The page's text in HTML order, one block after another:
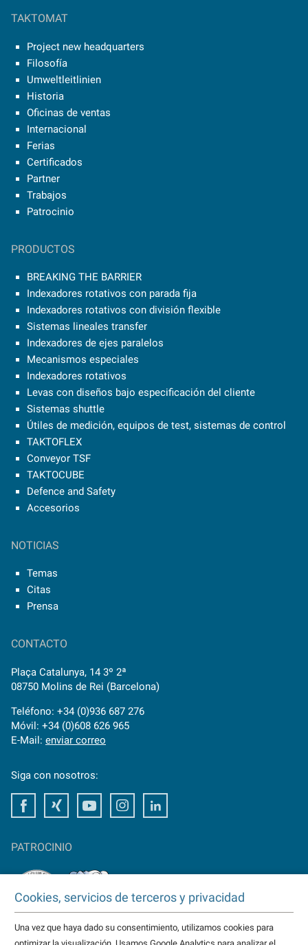
TAKTOMAT
Project new headquarters
Filosofía
Umweltleitlinien
Historia
Oficinas de ventas
Internacional
Ferias
Certificados
Partner
Trabajos
Patrocinio
PRODUCTOS
BREAKING THE BARRIER
Indexadores rotativos con parada fija
Indexadores rotativos con división flexible
Sistemas lineales transfer
Indexadores de ejes paralelos
Mecanismos especiales
Indexadores rotativos
Levas con diseños bajo especificación del cliente
Sistemas shuttle
Útiles de medición, equipos de test, sistemas de control
TAKTOFLEX
Conveyor TSF
TAKTOCUBE
Defence and Safety
Accesorios
NOTICIAS
Temas
Citas
Prensa
CONTACTO
Plaça Catalunya, 14 3º 2ª
08750 Molins de Rei (Barcelona)
Teléfono: +34 (0)936 687 276
Móvil: +34 (0)608 626 965
E-Mail: enviar correo
Siga con nosotros:
FacebookXing Youtube Instagram
PATROCINIO
TAKTOMAT es patrocinador del
Cookies, servicios de terceros y privacidad
Una vez que haya dado su consentimiento, utilizamos cookies para